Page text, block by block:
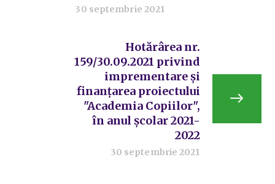
30 septembrie 2021
Hotărârea nr.
159/30.09.2021 privind
imprementare și
finanțarea proiectului
"Academia Copiilor",
în anul școlar 2021-
2022
30 septembrie 2021